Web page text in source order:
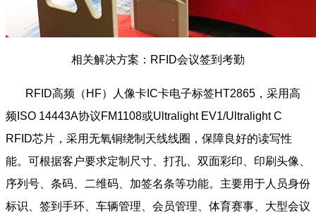
相关解决方案：RFID会议签到考勤
RFID高频（HF）人像卡IC卡电子标签HT2865，采用高
频ISO 14443A协议FM1108或Ultralight EV1/Ultralight C
RFID芯片，采用无氧铜绕制天线线圈，保障良好的读写性
能。可根据客户要求定制尺寸、打孔、双面彩印、印刷头像、
序列号、条码、二维码、加签名条等功能。主要用于人员身份
标识、签到手环、车辆管理、会员管理、体育赛事、大型会议